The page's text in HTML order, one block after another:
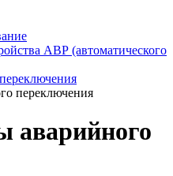
АВР (автоматического
переключения